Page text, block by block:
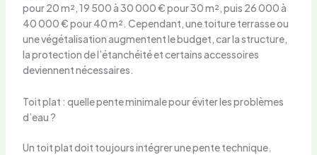
pour 20 m², 19 500 à 30 000 € pour 30 m², puis 26 000 à
40 000 € pour 40 m². Cependant, une toiture terrasse ou
une végétalisation augmentent le budget, car la structure,
la protection de l’étanchéité et certains accessoires
deviennent nécessaires.
Toit plat : quelle pente minimale pour éviter les problèmes
d’eau ?
Un toit plat doit toujours intégrer une pente technique.